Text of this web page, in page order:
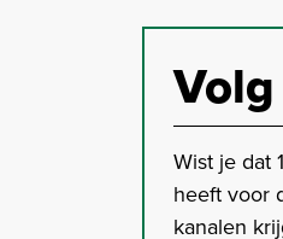
Wist je dat
heeft voor
kanalen